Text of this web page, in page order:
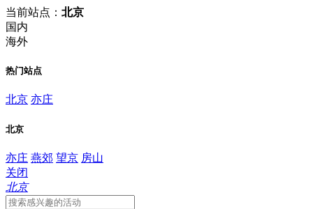
当前站点： 北京
国内
海外
热门站点
北京 亦庄
北京
亦庄 燕郊 望京 房山
关闭
北京